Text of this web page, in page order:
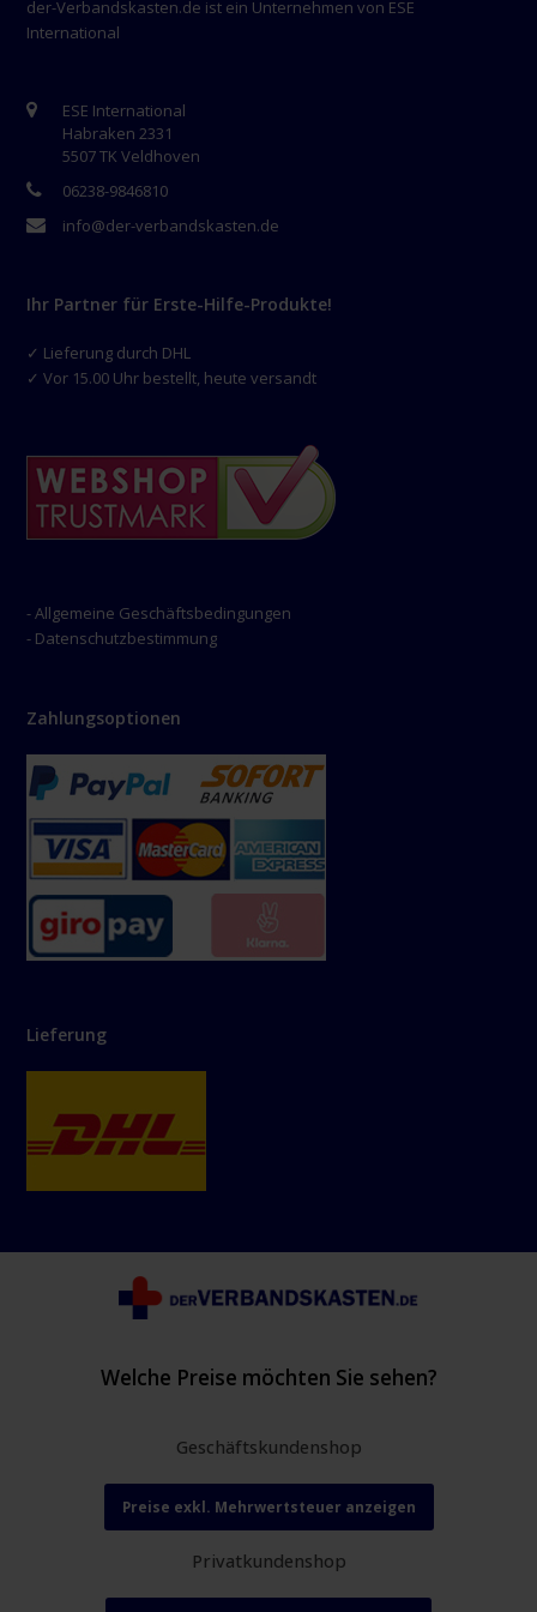
der-Verbandskasten.de ist ein Unternehmen von ESE
International
ESE International
Habraken 2331
5507 TK Veldhoven
06238-9846810
info@der-verbandskasten.de
Ihr Partner für Erste-Hilfe-Produkte!
✓ Lieferung durch DHL
✓ Vor 15.00 Uhr bestellt, heute versandt
- Allgemeine Geschäftsbedingungen
- Datenschutzbestimmung
Zahlungsoptionen
Lieferung
Welche Preise möchten Sie sehen?
Geschäftskundenshop
Preise exkl. Mehrwertsteuer anzeigen
Privatkundenshop